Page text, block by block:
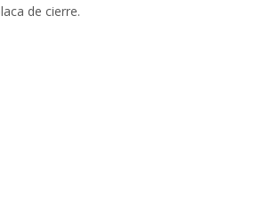
de cierre.